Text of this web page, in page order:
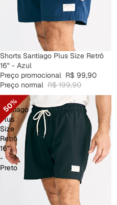
PROMOÇÃO
Shorts Santiago Plus Size Retrô
16" - Azul
Preço promocional R$ 99,90
Preço normal R$ 199,90
50%
Shorts
Santiago
Plus
Size
Retrô
16"
-
Preto